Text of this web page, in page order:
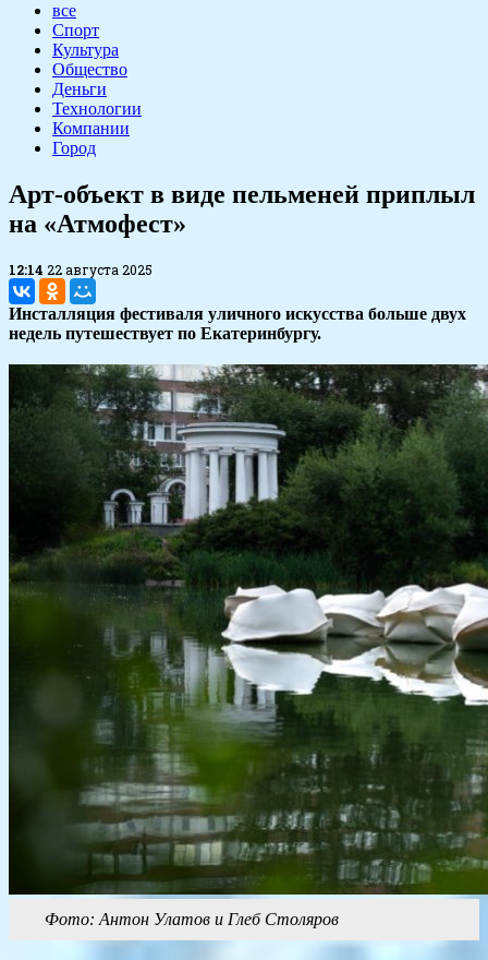
все
Спорт
Культура
Общество
Деньги
Технологии
Компании
Город
​Арт-объект в виде пельменей приплыл
на «Атмофест»
12:14 22 августа 2025
Инсталляция фестиваля уличного искусства больше двух
недель путешествует по Екатеринбургу.
Фото: Антон Улатов и Глеб Столяров